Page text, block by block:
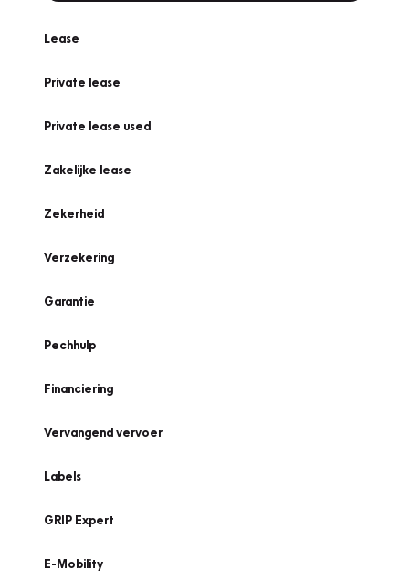
Lease
Private lease
Private lease used
Zakelijke lease
Zekerheid
Verzekering
Garantie
Pechhulp
Financiering
Vervangend vervoer
Labels
GRIP Expert
E-Mobility